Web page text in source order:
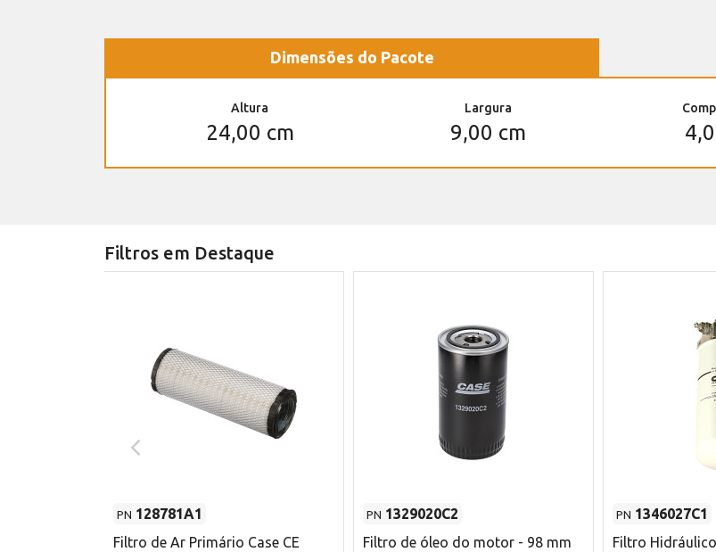
Dimensões do Pacote
Altura
24,00 cm
Largura
9,00 cm
Filtros em Destaque
PN 128781A1
Filtro de Ar Primário Case CE
PN 1329020C2
Filtro de óleo do motor - 98 mm
PN 1346027C1
Filtro